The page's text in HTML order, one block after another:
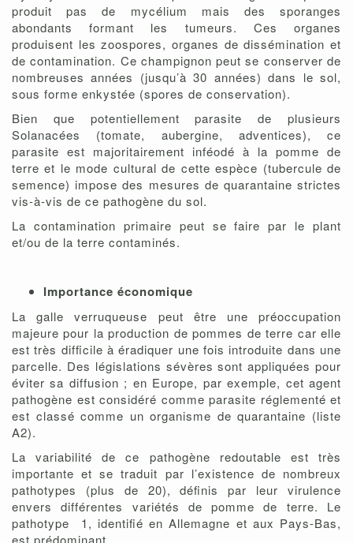
produit pas de mycélium mais des sporanges
abondants formant les tumeurs. Ces organes
produisent les zoospores, organes de dissémination et
de contamination. Ce champignon peut se conserver de
nombreuses années (jusqu’à 30 années) dans le sol,
sous forme enkystée (spores de conservation).
Bien que potentiellement parasite de plusieurs
Solanacées (tomate, aubergine, adventices), ce
parasite est majoritairement inféodé à la pomme de
terre et le mode cultural de cette espèce (tubercule de
semence) impose des mesures de quarantaine strictes
vis-à-vis de ce pathogène du sol.
La contamination primaire peut se faire par le plant
et/ou de la terre contaminés.
Importance économique
La galle verruqueuse peut être une préoccupation
majeure pour la production de pommes de terre car elle
est très difﬁcile à éradiquer une fois introduite dans une
parcelle. Des législations sévères sont appliquées pour
éviter sa diffusion ; en Europe, par exemple, cet agent
pathogène est considéré comme parasite réglementé et
est classé comme un organisme de quarantaine (liste
A2).
La variabilité de ce pathogène redoutable est très
importante et se traduit par l’existence de nombreux
pathotypes (plus de 20), déﬁnis par leur virulence
envers différentes variétés de pomme de terre. Le
pathotype 1, identiﬁé en Allemagne et aux Pays-Bas,
est prédominant.